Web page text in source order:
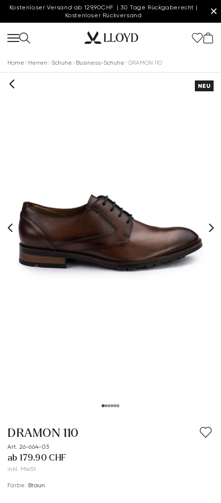
Kostenloser Versand ab 129,90CHF | 30 Tage Rückgaberecht |
Kostenloser Rückversand
✕
Home Herren Schuhe Business-Schuhe DRAMON 110
NEU
DRAMON 110
Art. 26-664-03
ab 179.90 CHF
inkl. MwSt.
Farbe: Braun